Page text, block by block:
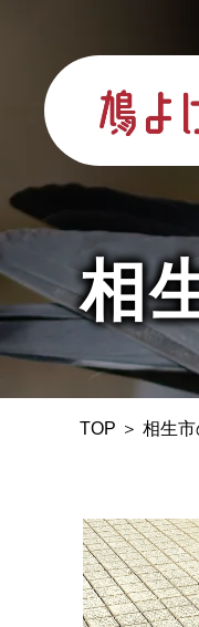
相
TOP ＞ 相生